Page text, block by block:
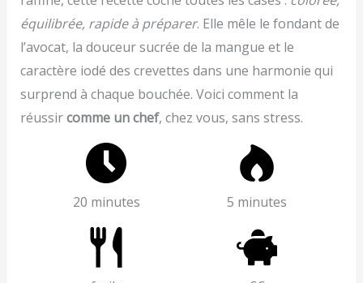
équilibrée, rapide à préparer. Elle mêle le fondant de
l’avocat, la douceur sucrée de la mangue et le
caractère iodé des crevettes dans une harmonie qui
surprend à chaque bouchée. Voici comment la
réussircomme un chef, chez vous, sans stress.
20 minutes 5 minutes